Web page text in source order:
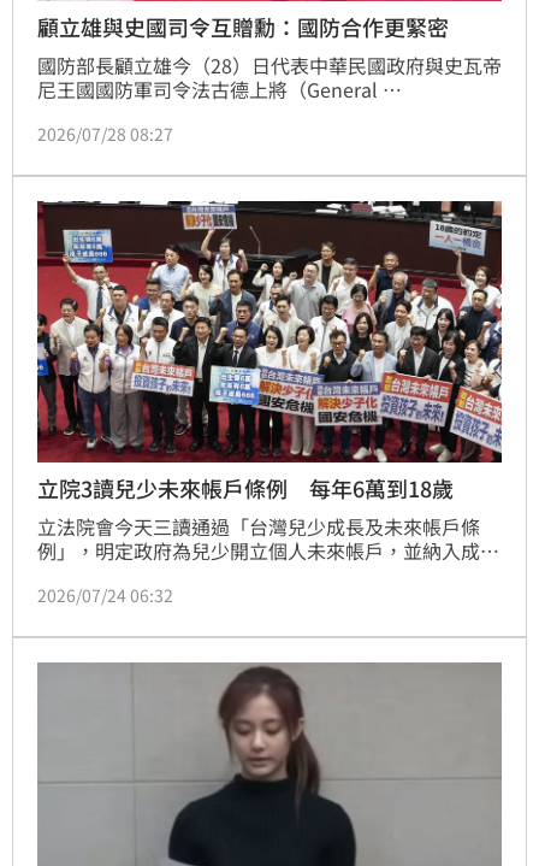
顧立雄與史國司令互贈勳：國防合作更緊密
國防部長顧立雄今（28）日代表中華民國政府與史瓦帝
尼王國國防軍司令法古德上將（General
作深厚情誼，並展現持續深化雙邊國防交流的堅定決
護史瓦帝尼王國的國家安全及社會安定不遺餘力，並且
致力於促進中華民國與史瓦帝尼王國的軍事合作，相信
未來在他的支持下，兩國國防合作將更臻緊密。
2026/07/28 08:27
立院3讀兒少未來帳戶條例 每年6萬到18歲
立法院會今天三讀通過「台灣兒少成長及未來帳戶條
例」，明定政府為兒少開立個人未來帳戶，並納入成長
動支的成長津貼專戶，7至18歲間每年撥3萬元進成長
2026/07/24 06:32